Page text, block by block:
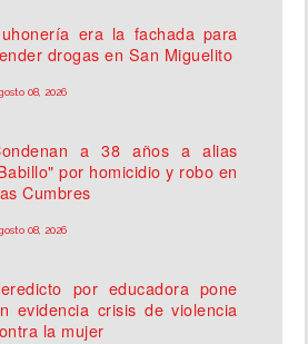
era la fachada para
drogas en San Miguelito
08, 2026
a 38 años a alias
por homicidio y robo en
Cumbres
08, 2026
por educadora pone
evidencia crisis de violencia
la mujer